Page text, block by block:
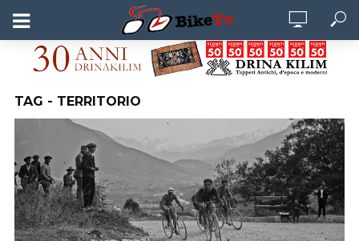
TAG - TERRITORIO